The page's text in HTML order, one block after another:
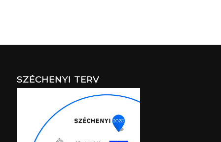
SZÉCHENYI TERV